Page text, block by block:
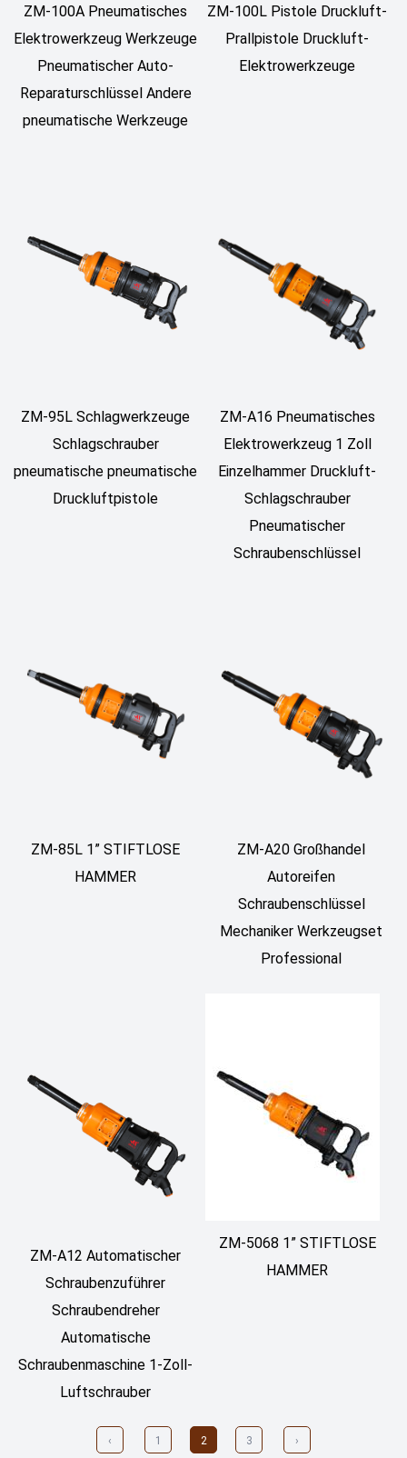
ZM-100A Pneumatisches
Elektrowerkzeug Werkzeuge
Pneumatischer Auto-
Reparaturschlüssel Andere
pneumatische Werkzeuge
ZM-100L Pistole Druckluft-
Prallpistole Druckluft-
Elektrowerkzeuge
ZM-95L Schlagwerkzeuge
Schlagschrauber
pneumatische pneumatische
Druckluftpistole
ZM-A16 Pneumatisches
Elektrowerkzeug 1 Zoll
Einzelhammer Druckluft-
Schlagschrauber
Pneumatischer
Schraubenschlüssel
ZM-85L 1” STIFTLOSE
HAMMER
ZM-A20 Großhandel
Autoreifen
Schraubenschlüssel
Mechaniker Werkzeugset
Professional
ZM-A12 Automatischer
Schraubenzuführer
Schraubendreher
Automatische
Schraubenmaschine 1-Zoll-
Luftschrauber
ZM-5068 1” STIFTLOSE
HAMMER
‹ 1 2 3 ›